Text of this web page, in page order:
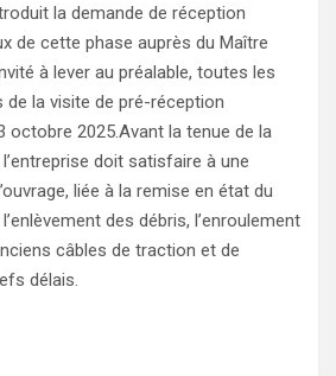
la demande de réception
de cette phase auprès du Maître
à lever au préalable, toutes les
la visite de pré-réception
octobre 2025.Avant la tenue de la
doit satisfaire à une
liée à la remise en état du
des débris, l’enroulement
câbles de traction et de
délais.